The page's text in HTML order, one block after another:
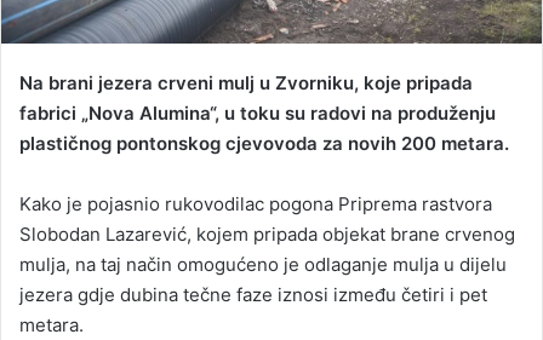
Na brani jezera crveni mulj u Zvorniku, koje pripada
fabrici „Nova Alumina“, u toku su radovi na produženju
plastičnog pontonskog cjevovoda za novih 200 metara.
Kako je pojasnio rukovodilac pogona Priprema rastvora
Slobodan Lazarević, kojem pripada objekat brane crvenog
mulja, na taj način omogućeno je odlaganje mulja u dijelu
jezera gdje dubina tečne faze iznosi između četiri i pet
metara.